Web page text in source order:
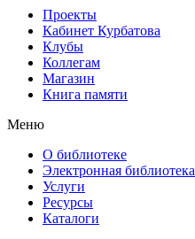
Проекты
Кабинет Курбатова
Клубы
Коллегам
Магазин
Книга памяти
Меню
О библиотеке
Электронная библиотека
Услуги
Ресурсы
Каталоги